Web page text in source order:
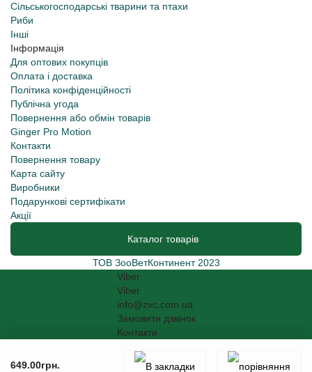
649.00грн.
Сільськогосподарські тварини та птахи
Риби
Інші
Інформація
Для оптових покупців
Оплата і доставка
Політика конфіденційності
Публічна угода
Повернення або обмін товарів
Ginger Pro Motion
Контакти
Повернення товару
Карта сайту
Виробники
Подарункові сертифікати
Акції
Каталог товарів
ТОВ ЗооВетКонтинент 2023
Viber
Viber
info@zvc.com.ua
Замовити дзвінок
Контакти